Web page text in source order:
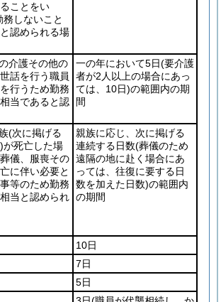
ことをい
務しないこと
認められる場
介護その他の
話を行う職員
行うため勤務
当であると認
一の年において5日(要介護
者が2人以上の場合にあっ
ては、10日)の範囲内の期
間
(次に掲げる
が死亡した場
儀、服喪その
に伴い必要と
等のため勤務
当と認められ
親族に応じ、次に掲げる
連続する日数(葬儀のため
遠隔の地に赴く場合にあ
っては、往復に要する日
数を加えた日数)の範囲内
の期間
10日
7日
5日